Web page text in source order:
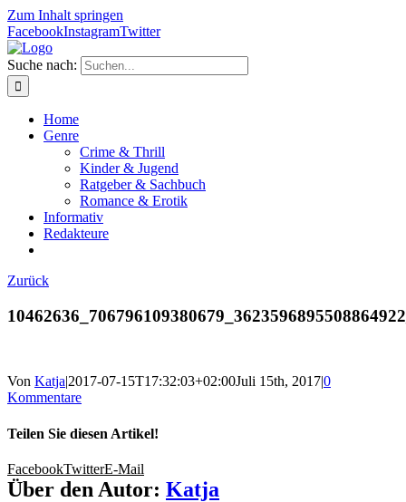
Zum Inhalt springen
FacebookInstagramTwitter
Suche nach:
Home
Genre
Crime & Thrill
Kinder & Jugend
Ratgeber & Sachbuch
Romance & Erotik
Informativ
Redakteure
Zurück
Von Katja|2017-07-15T17:32:03+02:00Juli 15th, 2017|0
Kommentare
Teilen Sie diesen Artikel!
FacebookTwitterE-Mail
Über den Autor: Katja